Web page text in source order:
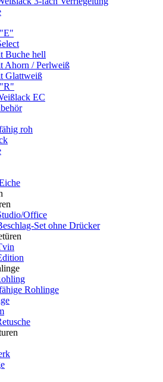
Buche hell
Ahorn / Perlweiß
Glattweiß
EC
roh
Office
Set ohne Drücker
Rohlinge